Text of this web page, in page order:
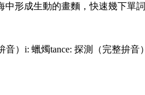
形成生動的畫麵，快速幾下單詞
音）i: 蠟燭tance: 探測（完整拚